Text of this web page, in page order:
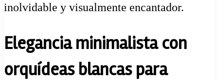
inolvidable y visualmente encantador.
Elegancia minimalista con
orquídeas blancas para